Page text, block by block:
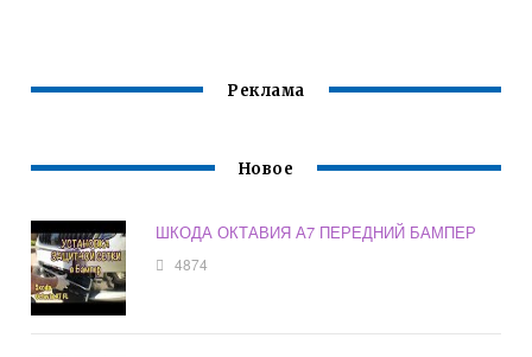
Реклама
Новое
ШКОДА ОКТАВИЯ А7 ПЕРЕДНИЙ БАМПЕР
4874